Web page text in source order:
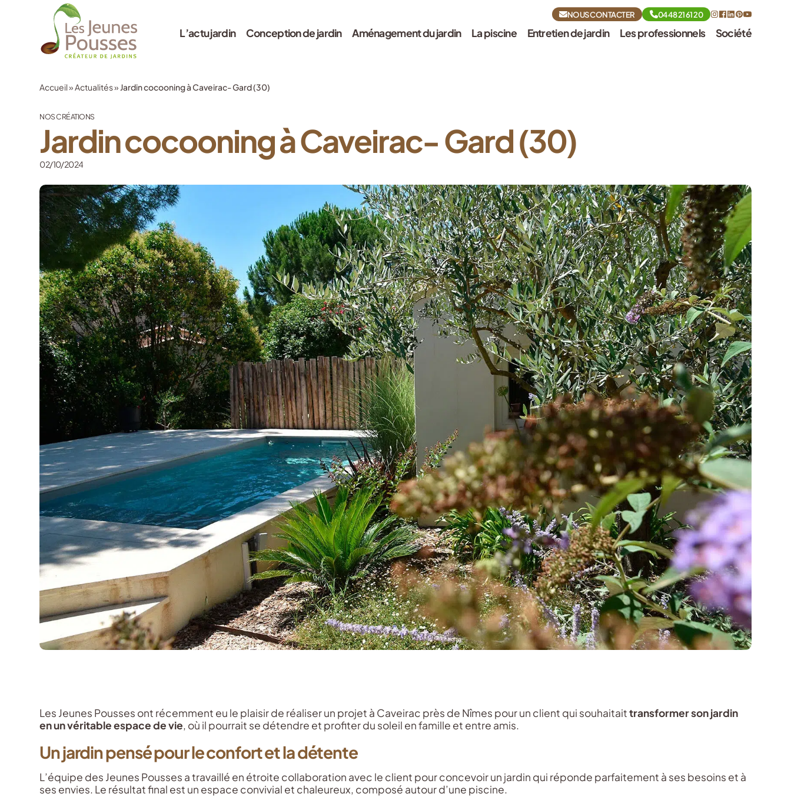
L’actu jardin Conception de jardin Aménagement du jardin La piscine Entretien de jardin Les professionnels Société
NOUS CONTACTER 04 48 21 61 20
Accueil»Actualités» Jardin cocooning à Caveirac- Gard (30)
NOS CRÉATIONS
Jardin cocooning à Caveirac- Gard (30)
02/10/2024
Les Jeunes Pousses ont récemment eu le plaisir de réaliser un projet à Caveirac près de Nîmes pour un client qui souhaitaittransformer son jardin
en un véritable espace de vie, où il pourrait se détendre et profiter du soleil en famille et entre amis.
Un jardin pensé pour le confort et la détente
L’équipe des Jeunes Pousses a travaillé en étroite collaboration avec le client pour concevoir un jardin qui réponde parfaitement à ses besoins et à
ses envies. Le résultat final est un espace convivial et chaleureux, composé autour d’une piscine.